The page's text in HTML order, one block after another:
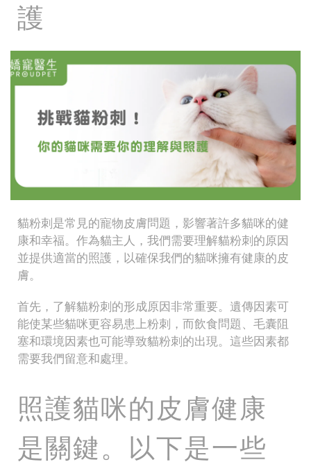
護
貓粉刺是常見的寵物皮膚問題，影響著許多貓咪的健
康和幸福。作為貓主人，我們需要理解貓粉刺的原因
並提供適當的照護，以確保我們的貓咪擁有健康的皮
膚。
首先，了解貓粉刺的形成原因非常重要。遺傳因素可
能使某些貓咪更容易患上粉刺，而飲食問題、毛囊阻
塞和環境因素也可能導致貓粉刺的出現。這些因素都
需要我們留意和處理。
照護貓咪的皮膚健康
是關鍵。以下是一些